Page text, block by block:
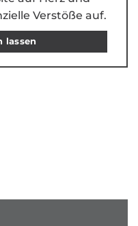
Verstöße auf.
lassen